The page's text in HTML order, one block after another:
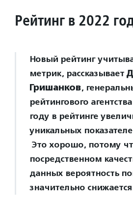
Рейтинг в 2022
Новый рейтинг
метрик, рассказывает
Гришанков,
рейтингового
году в рейтинге
уникальных
Это хорошо, потому
посредственном
данных вероятность
значительно